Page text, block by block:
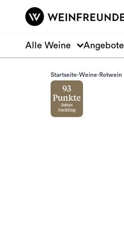
Zum Hauptinhalt springen
Alle Weine Angebote
Startseite Weine Rotwein
93
Punkte
James
Suckling